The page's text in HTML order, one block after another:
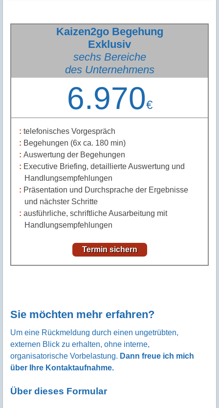
Kaizen2go Begehung
Exklusiv
sechs Bereiche
des Unternehmens
6.970€
telefonisches Vorgespräch
Begehungen (6x ca. 180 min)
Auswertung der Begehungen
Executive Briefing, detaillierte Auswertung und
Handlungsempfehlungen
Präsentation und Durchsprache der Ergebnisse
und nächster Schritte
ausführliche, schriftliche Ausarbeitung mit
Handlungsempfehlungen
Termin sichern
Sie möchten mehr erfahren?
Um eine Rückmeldung durch einen ungetrübten,
externen Blick zu erhalten, ohne interne,
organisatorische Vorbelastung. Dann freue ich mich
über Ihre Kontaktaufnahme.
Über dieses Formular